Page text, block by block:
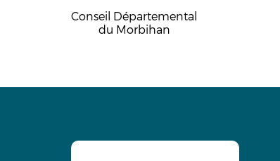
Conseil Départemental
du Morbihan